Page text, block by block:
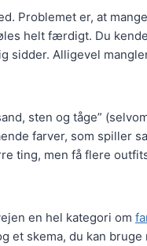
Problemet er, at
helt færdigt. Du
sidder. Alligevel
sten og tåge”
farver, som spiller
ting, men få flere
en hel kategori om
et skema, du kan bruge